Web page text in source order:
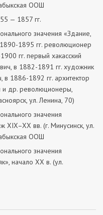
ООШ
— 1857 гг.
значения «Здание,
1895 гг. революционер
гг. первый хакасский
в 1882-1891 гг. художник
в 1886-1892 гг. архитектор
др. революционеры,
ул. Ленина, 70)
значения
вв. (г. Минусинск, ул.
ООШ
значения
начало ХХ в. (ул.